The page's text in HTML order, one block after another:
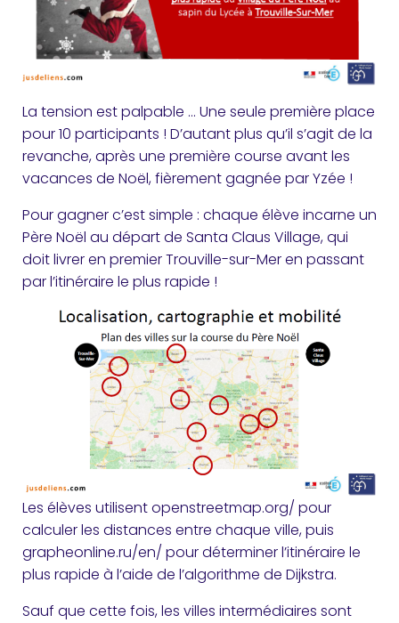
La tension est palpable … Une seule première place
pour 10 participants ! D’autant plus qu’il s’agit de la
revanche, après une première course avant les
vacances de Noël, fièrement gagnée par Yzée !
Pour gagner c’est simple : chaque élève incarne un
Père Noël au départ de Santa Claus Village, qui
doit livrer en premier Trouville-sur-Mer en passant
par l’itinéraire le plus rapide !
Les élèves utilisent openstreetmap.org/ pour
calculer les distances entre chaque ville, puis
grapheonline.ru/en/ pour déterminer l’itinéraire le
plus rapide à l’aide de l’algorithme de Dijkstra.
Sauf que cette fois, les villes intermédiaires sont